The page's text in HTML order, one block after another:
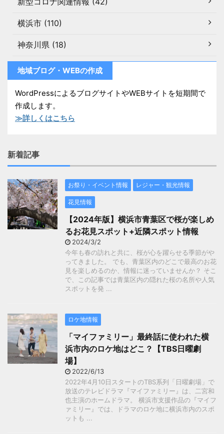
横浜市 (110)
神奈川県 (18)
地域ブログ・WEBの作成
WordPressによるブログサイトやWEBサイトを短期間で
作成します。
≫詳しくはこちら
新着記事
お祭り・イベント情報 レジャー・観光情報
花見情報
【2024年版】横浜市青葉区で桜が楽しめ
るお花見スポット+近隣スポット情報
2024/3/2
今年も春の訪れと共に、桜が心を躍らせる季節がや
ってきました。 でも、青葉区内のどこで最高のお花
見を楽しめるのか、情報に迷っていませんか？ そこ
で、この記事では青葉区内の隠れた桜の名所や人気
スポットを発 ...
ロケ地情報
「マイファミリー」最終話に使われた横
浜市内のロケ地はどこ？【TBS日曜劇
場】
2022/6/13
2022年4月10日スタートのTBS系列「日曜劇場」で
放送のテレビドラマ『マイファミリー』は、二宮和
也主演のホームドラマ。 横浜市支援作品の『マイフ
ァミリー』では、ドラマのロケ地に横浜市内のスポ
ットも ...